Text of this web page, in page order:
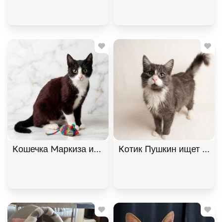
Кошечка Маркиза ищет дом. В дар!, Черный с
Котик Пушкин ищет